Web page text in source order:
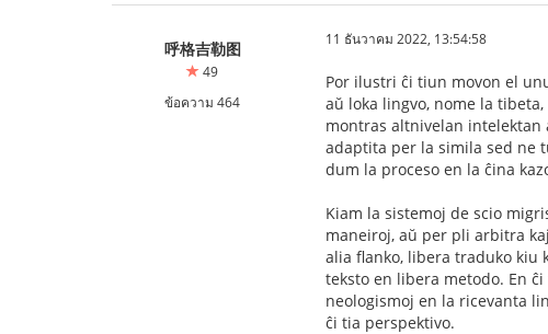
呼格吉勒图
49
ข้อความ 464
11 ธันวาคม 2022, 13:54:58
Por ilustri ĉi tiun movon el
aŭ loka lingvo, nome la
montras altnivelan intelektan
adaptita per la simila sed ne
dum la proceso en la ĉina
Kiam la sistemoj de scio
maneiroj, aŭ per pli arbitra
alia flanko, libera traduko kiu
teksto en libera metodo. En
neologismoj en la ricevanta
ĉi tia perspektivo.